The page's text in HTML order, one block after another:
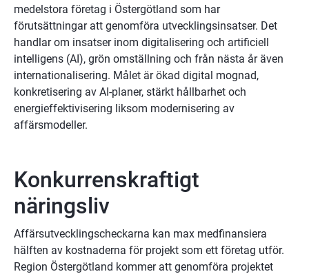
medelstora företag i Östergötland som har
förutsättningar att genomföra utvecklingsinsatser. Det
handlar om insatser inom digitalisering och artificiell
intelligens (AI), grön omställning och från nästa år även
internationalisering. Målet är ökad digital mognad,
konkretisering av AI-planer, stärkt hållbarhet och
energieffektivisering liksom modernisering av
affärsmodeller.
Konkurrenskraftigt
näringsliv
Affärsutvecklingscheckarna kan max medfinansiera
hälften av kostnaderna för projekt som ett företag utför.
Region Östergötland kommer att genomföra projektet